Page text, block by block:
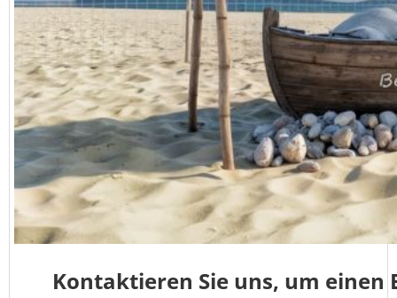
Kontaktieren Sie uns, um einen